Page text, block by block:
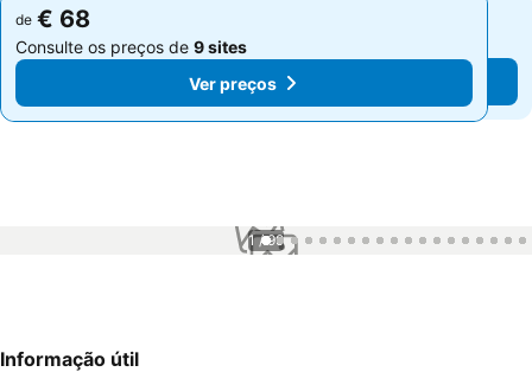
de € 68
Consulte os preços de 9 sites
Ver preços
de € 68
Consulte os preços de 9 sites
Ver preços
1 / 99
Informação útil